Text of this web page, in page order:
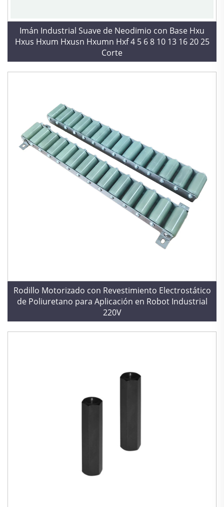
Imán Industrial Suave de Neodimio con Base Hxu
Hxus Hxum Hxusn Hxumn Hxf 4 5 6 8 10 13 16 20 25
Corte
Rodillo Motorizado con Revestimiento Electrostático
de Poliuretano para Aplicación en Robot Industrial
220V